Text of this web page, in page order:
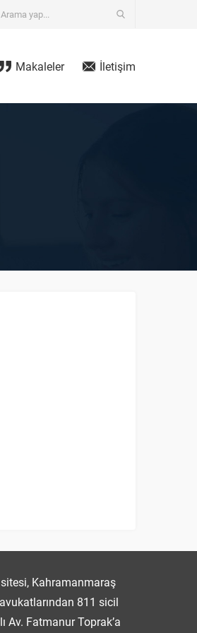
Makaleler İletişim
Kahramanmaraş
811 sicil
Av. Fatmanur Toprak’a